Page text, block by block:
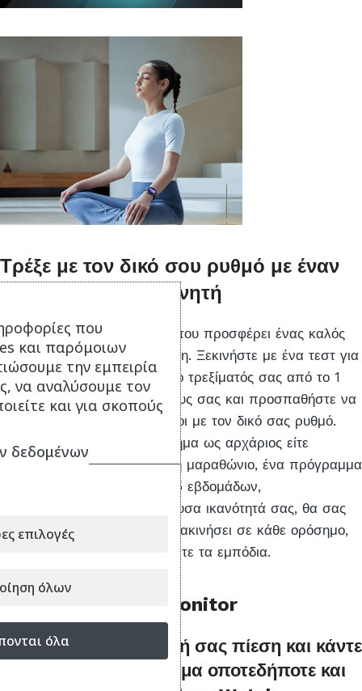
Τρέξε με τον δικό σου ρυθμό με έναν
προσωπικό προπονητή
Μετά την πλήρη ανάκαμψη που προσφέρει ένας καλός
ύπνος, ήρθε η ώρα για κίνηση. Ξεκινήστε με ένα τεστ για
να προσδιορίσετε το επίπεδο τρεξίματός σας από το 1
έως το 10. Θέστε τους στόχους σας και προσπαθήστε να
τους πετύχετε προπονούμενοι με τον δικό σας ρυθμό.
Είτε κάνετε το πρώτο σας βήμα ως αρχάριος είτε
προπονείστε για έναν πλήρη μαραθώνιο, ένα πρόγραμμα
Καθοδήγησης τρεξίματος 3-5 εβδομάδων,
προσαρμοσμένο στην τρέχουσα ικανότητά σας, θα σας
καθοδηγήσει και θα σας παρακινήσει σε κάθε ορόσημο,
βοηθώντας σας να ξεπεράσετε τα εμπόδια.
Samsung Health Monitor
Ελέγξτε την αρτηριακή σας πίεση και κάντε
ηλεκτροκαρδιογράφημα οποτεδήποτε και
που
και παρόμοιων
την εμπειρία
να αναλύσουμε τον
και για σκοπούς
δεδομένων
επιλογές
όλων
όλα